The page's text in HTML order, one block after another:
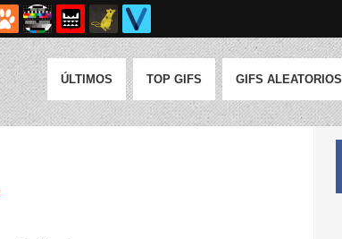
ÚLTIMOS TOP GIFS GIFS ALEATORIOS